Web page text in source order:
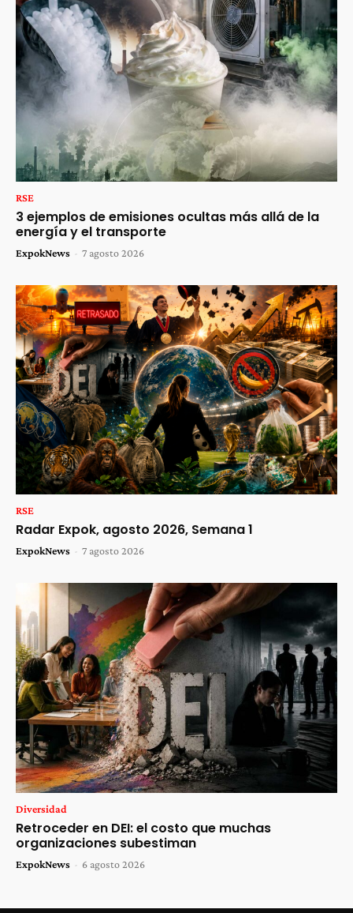
RSE
3 ejemplos de emisiones ocultas más allá de la
energía y el transporte
ExpokNews - 7 agosto 2026
RSE
Radar Expok, agosto 2026, Semana 1
ExpokNews - 7 agosto 2026
Diversidad
Retroceder en DEI: el costo que muchas
organizaciones subestiman
ExpokNews - 6 agosto 2026